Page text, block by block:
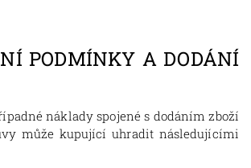
PODMÍNKY A DODÁNÍ
náklady spojené s dodáním zboží
může kupující uhradit následujícími